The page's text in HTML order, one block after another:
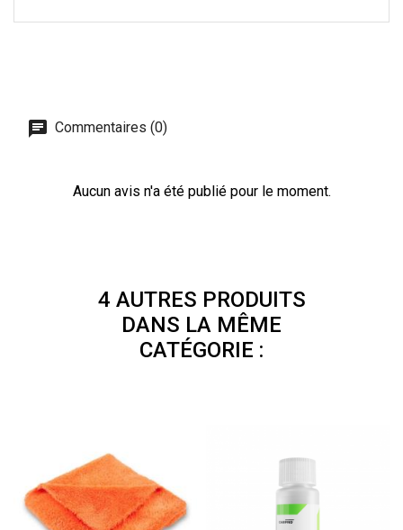
Commentaires (0)
Aucun avis n'a été publié pour le moment.
4 AUTRES PRODUITS
DANS LA MÊME
CATÉGORIE :